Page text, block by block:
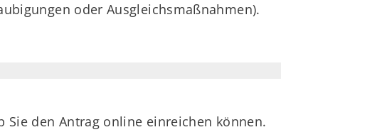
oder Ausgleichsmaßnahmen).
Sie den Antrag online einreichen können.